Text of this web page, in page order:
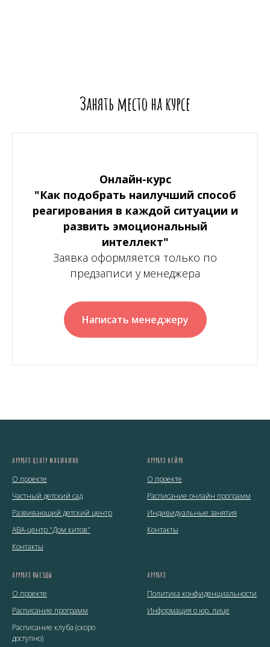
Занять место на курсе
Онлайн-курс
"Как подобрать наилучший способ
реагирования в каждой ситуации и
развить эмоциональный
интеллект"
Заявка оформляется только по
предзаписи у менеджера
Написать менеджеру
АРРРБУЗ ЦЕНТР МЯКИНИНО
О проекте
Частный детский сад
Развивающий детский центр
ABA-центр "Дом китов"
Контакты
АРРРБУЗ НЕЙРО
О проекте
Расписание онлайн программ
Индивидуальные занятия
Контакты
АРРРБУЗ ВЫЕЗДЫ
О проекте
Расписание программ
Расписание клуба (cкоро
доступно)
АРРРБУЗ
Политика конфиденциальности
Информация о юр. лице